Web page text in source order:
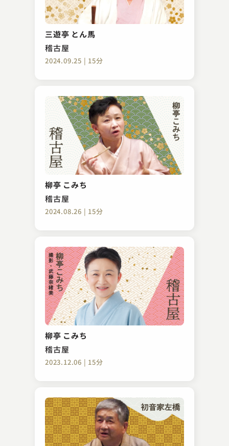
三遊亭 とん馬
稽古屋
2024.09.25 | 15分
柳亭 こみち
稽古屋
2024.08.26 | 15分
柳亭 こみち
稽古屋
2023.12.06 | 15分